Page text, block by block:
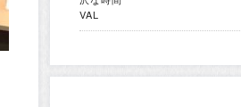
VAL